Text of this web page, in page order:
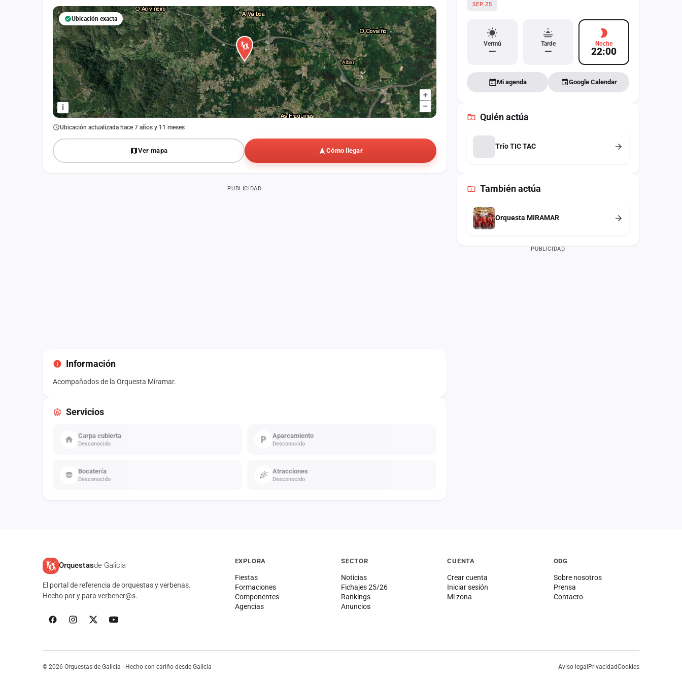
+
–
i
Ubicación exacta
Ubicación actualizada hace 7 años y 11 meses
Ver mapa Cómo llegar
PUBLICIDAD
Información
Acompañados de la Orquesta Miramar.
Servicios
Carpa cubierta
Desconocido
Aparcamiento
Desconocido
Bocatería
Desconocido
Atracciones
Desconocido
SEP 25
Vermú
—
Tarde
—
Noche
22:00
Mi agenda Google Calendar
Quién actúa
Trío TIC TAC
Tambiénactúa
Orquesta MIRAMAR
PUBLICIDAD
Orquestasde Galicia
El portal de referencia de orquestas y verbenas.
Hecho por y para verbener@s.
EXPLORA
Fiestas
Formaciones
Componentes
Agencias
SECTOR
Noticias
Fichajes 25/26
Rankings
Anuncios
CUENTA
Crear cuenta
Iniciar sesión
Mi zona
ODG
Sobre nosotros
Prensa
Contacto
© 2026 Orquestas de Galicia · Hecho con cariño desde Galicia Aviso legalPrivacidadCookies
Iniciar sesión
Crear cuenta
Administración